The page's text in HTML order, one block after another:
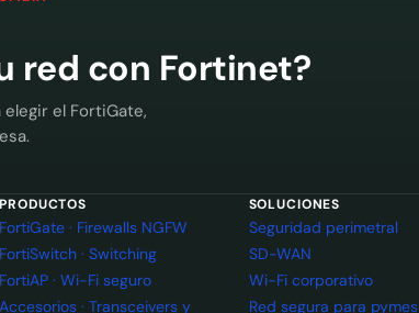
red con Fortinet?
el FortiGate,
PRODUCTOS
FortiGate · Firewalls NGFW
FortiSwitch · Switching
FortiAP · Wi-Fi seguro
Accesorios · Transceivers y
SOLUCIONES
Seguridad perimetral
SD-WAN
Wi-Fi corporativo
Red segura para pymes